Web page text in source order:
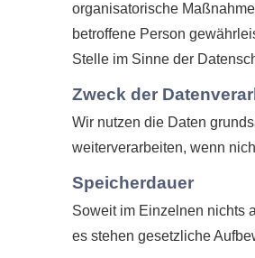
organisatorische
betroffene Person
Stelle im Sinne der
Zweck der
Wir nutzen die Daten
weiterverarbeiten, wenn
Speicherdauer
Soweit im Einzelnen nichts
es stehen gesetzliche